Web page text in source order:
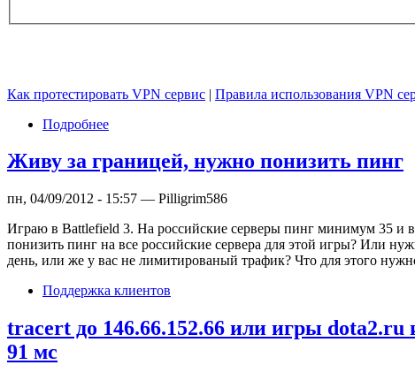
Как протестировать VPN сервис | Правила использования VPN
Подробнее
Живу за границей, нужно понизить пинг
пн, 04/09/2012 - 15:57 — Pilligrim586
Играю в Battlefield 3. На российские серверы пинг минимум 35 и
понизить пинг на все российские сервера для этой игры? Или
день, или же у вас не лимитированый трафик? Что для этого
Поддержка клиентов
tracert до 146.66.152.66 или игры dota2.ru
91 мс